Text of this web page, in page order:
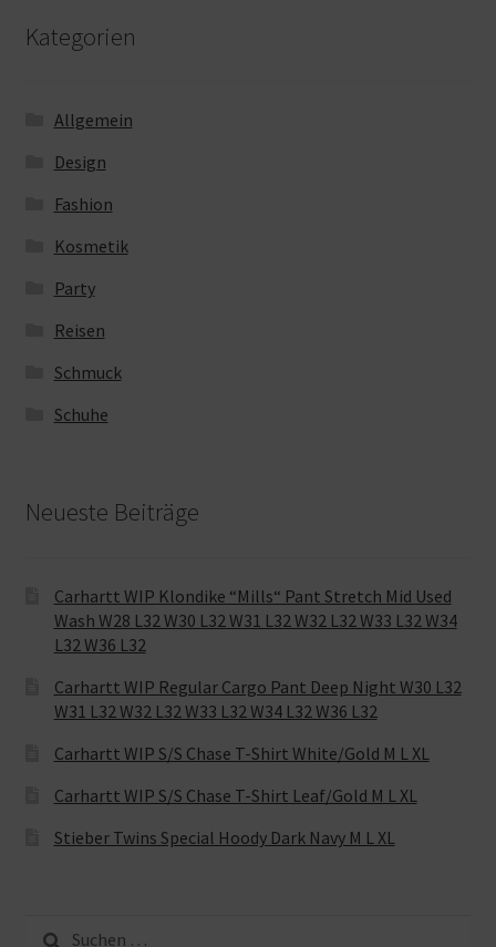
Kategorien
Allgemein
Design
Fashion
Kosmetik
Party
Reisen
Schmuck
Schuhe
Neueste Beiträge
Carhartt WIP Klondike “Mills“ Pant Stretch Mid Used
Wash W28 L32 W30 L32 W31 L32 W32 L32 W33 L32 W34
L32 W36 L32
Carhartt WIP Regular Cargo Pant Deep Night W30 L32
W31 L32 W32 L32 W33 L32 W34 L32 W36 L32
Carhartt WIP S/S Chase T-Shirt White/Gold M L XL
Carhartt WIP S/S Chase T-Shirt Leaf/Gold M L XL
Stieber Twins Special Hoody Dark Navy M L XL